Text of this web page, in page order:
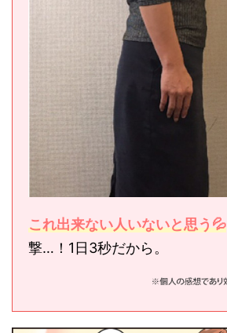
これ出来ない人いないと思う💦
撃…！1日3秒だから。